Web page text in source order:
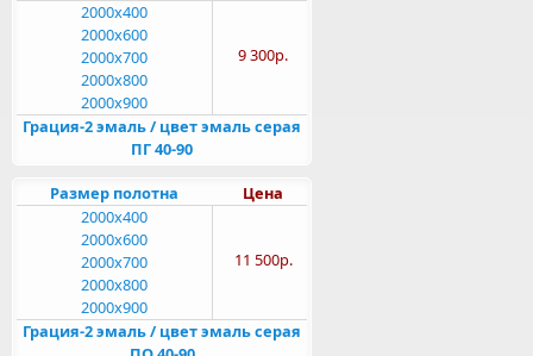
9 300р.
2000x400
2000x600
2000x700
2000x800
2000x900
Грация-2 эмаль / цвет эмаль серая
ПГ 40-90
Цена
Размер полотна
11 500р.
2000x400
2000x600
2000x700
2000x800
2000x900
Грация-2 эмаль / цвет эмаль серая